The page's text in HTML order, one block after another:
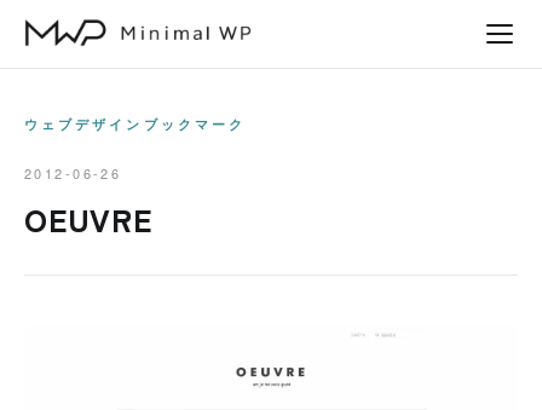
ウェブデザインブックマーク
2012-06-26
OEUVRE